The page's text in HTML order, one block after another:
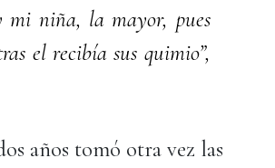
mi niña, la mayor, pues
el recibía sus quimio”,
años tomó otra vez las